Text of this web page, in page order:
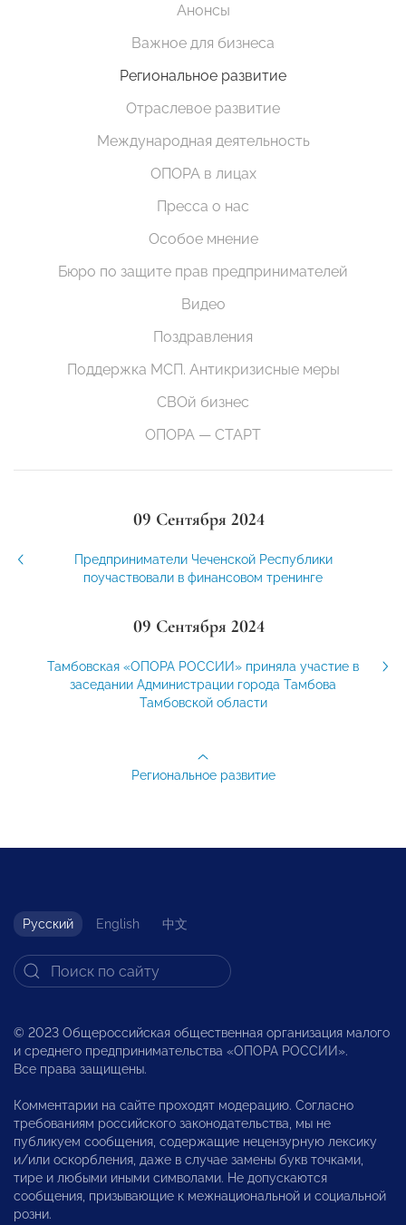
Анонсы
Важное для бизнеса
Региональное развитие
Отраслевое развитие
Международная деятельность
ОПОРА в лицах
Пресса о нас
Особое мнение
Бюро по защите прав предпринимателей
Видео
Поздравления
Поддержка МСП. Антикризисные меры
СВОй бизнес
ОПОРА — СТАРТ
09 Сентября 2024
Предприниматели Чеченской Республики
поучаствовали в финансовом тренинге
09 Сентября 2024
Тамбовская «ОПОРА РОССИИ» приняла участие в
заседании Администрации города Тамбова
Тамбовской области
Региональное развитие
Русский English 中文
© 2023 Общероссийская общественная организация малого
и среднего предпринимательства «ОПОРА РОССИИ».
Все права защищены.
Комментарии на сайте проходят модерацию. Согласно
требованиям российского законодательства, мы не
публикуем сообщения, содержащие нецензурную лексику
и/или оскорбления, даже в случае замены букв точками,
тире и любыми иными символами. Не допускаются
сообщения, призывающие к межнациональной и социальной
розни.